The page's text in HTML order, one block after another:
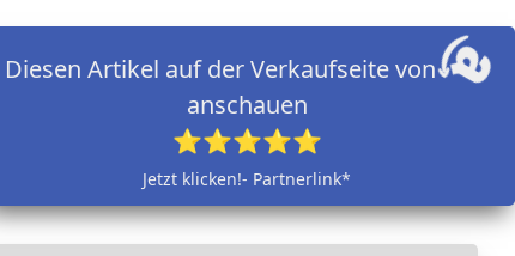
Diesen Artikel auf der Verkaufseite von
anschauen
⭐⭐⭐⭐⭐
Jetzt klicken!- Partnerlink*